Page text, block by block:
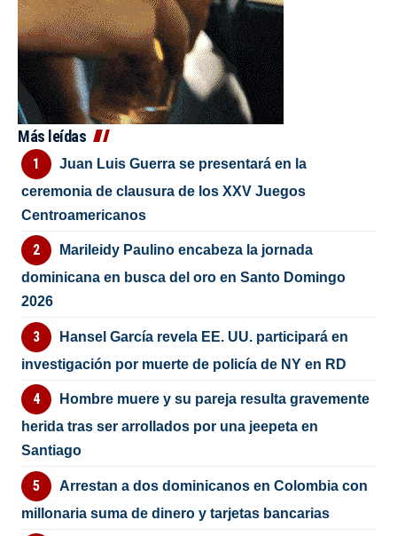
Más leídas
Juan Luis Guerra se presentará en la
ceremonia de clausura de los XXV Juegos
Centroamericanos
Marileidy Paulino encabeza la jornada
dominicana en busca del oro en Santo Domingo
2026
Hansel García revela EE. UU. participará en
investigación por muerte de policía de NY en RD
Hombre muere y su pareja resulta gravemente
herida tras ser arrollados por una jeepeta en
Santiago
Arrestan a dos dominicanos en Colombia con
millonaria suma de dinero y tarjetas bancarias